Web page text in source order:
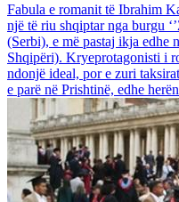
Fabula e romanit të Ibrahim
një të riu shqiptar nga burgu
(Serbi), e më pastaj ikja edhe
Shqipëri). Kryeprotagonisti i
ndonjë ideal, por e zuri
e parë në Prishtinë, edhe